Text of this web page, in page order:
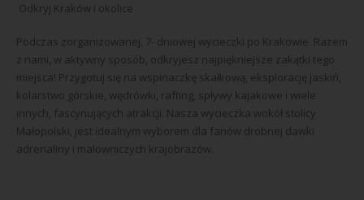
Odkryj Kraków i okolice
Podczas zorganizowanej, 7- dniowej wycieczki po Krakowie. Razem
z nami, w aktywny sposób, odkryjesz najpiękniejsze zakątki tego
miejsca! Przygotuj się na wspinaczkę skałkową, eksplorację jaskiń,
kolarstwo górskie, wędrówki, rafting, spływy kajakowe i wiele
innych, fascynujących atrakcji. Nasza wycieczka wokół stolicy
Małopolski, jest idealnym wyborem dla fanów drobnej dawki
adrenaliny i malowniczych krajobrazów.